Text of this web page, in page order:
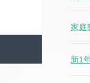
家庭
新1